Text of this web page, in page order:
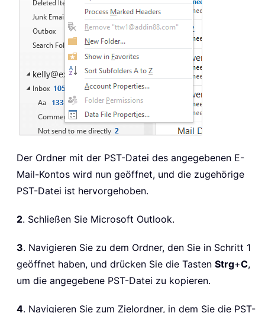
Der Ordner mit der PST-Datei des angegebenen E-
Mail-Kontos wird nun geöffnet, und die zugehörige
PST-Datei ist hervorgehoben.
2. Schließen Sie Microsoft Outlook.
3. Navigieren Sie zu dem Ordner, den Sie in Schritt 1
geöffnet haben, und drücken Sie die Tasten Strg+C,
um die angegebene PST-Datei zu kopieren.
4. Navigieren Sie zum Zielordner, in dem Sie die PST-